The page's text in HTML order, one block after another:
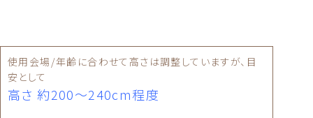
使用会場/年齢に合わせて高さは調整していますが、目
安として
高さ 約200〜240cm程度